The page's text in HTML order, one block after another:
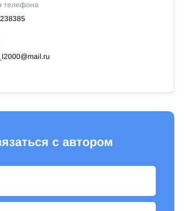
телефона
с автором